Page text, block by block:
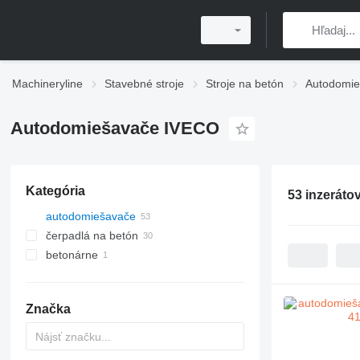
Machineryline Stavebné stroje Stroje na betón
Autodomiešavače IVECO
Kategória
autodomiešavače
čerpadlá na betón
betonárne
Značka
53